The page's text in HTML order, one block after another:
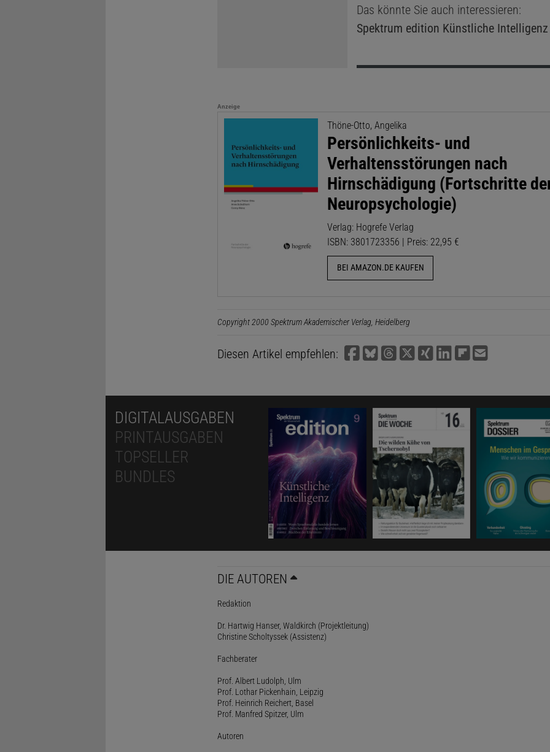
Das könnte Sie auch interessieren:
Spektrum edition Künstliche Intelligenz
Anzeige
Thöne-Otto, Angelika
Persönlichkeits- und
Verhaltensstörungen nach
Hirnschädigung (Fortschritte
Neuropsychologie)
Verlag: Hogrefe Verlag
ISBN: 3801723356 | Preis: 22,95 €
BEI AMAZON.DE KAUFEN
Copyright 2000 Spektrum Akademischer Verlag, Heidelberg
Diesen Artikel empfehlen:
DIGITALAUSGABEN
PRINTAUSGABEN
TOPSELLER
BUNDLES
DIE AUTOREN
Redaktion
Dr. Hartwig Hanser, Waldkirch (Projektleitung)
Christine Scholtyssek (Assistenz)
Fachberater
Prof. Albert Ludolph, Ulm
Prof. Lothar Pickenhain, Leipzig
Prof. Heinrich Reichert, Basel
Prof. Manfred Spitzer, Ulm
Autoren